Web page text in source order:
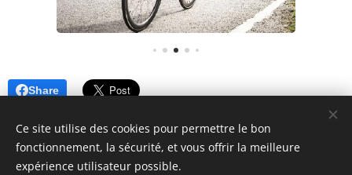
Share
Ce site utilise des cookies pour permettre le bon
fonctionnement, la sécurité, et vous offrir la meilleure
expérience utilisateur possible.